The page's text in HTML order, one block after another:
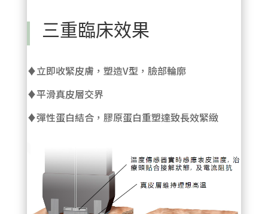
三重臨床效果
♦立即收緊皮膚，塑造V型，臉部輪廓
♦平滑真皮層交界
♦彈性蛋白結合，膠原蛋白重塑達致長效緊緻